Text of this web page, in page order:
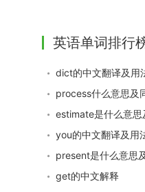
英语单词排行
dict的中文翻译及用
process什么意思及
estimate是什么意思
you的中文翻译及用
present是什么意思
get的中文解释